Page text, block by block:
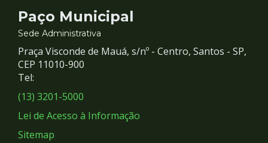
Contato
e
Redes
Sociais
Paço Municipal
Sede Administrativa
Praça Visconde de Mauá, s/nº - Centro, Santos - SP,
CEP 11010-900
Tel:
(13) 3201-5000
Lei de Acesso à Informação
Sitemap